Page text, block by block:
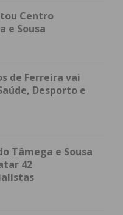
Centro
e Sousa
de Ferreira vai
Desporto e
Tâmega e Sousa
42